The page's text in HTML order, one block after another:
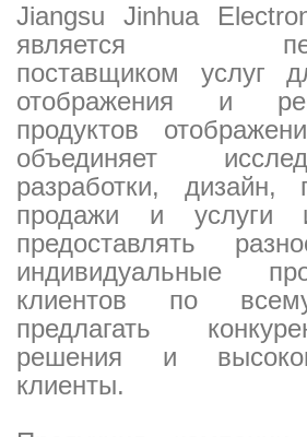
Jiangsu Jinhua
является
поставщиком услуг
отображения и
продуктов
объединяет
разработки, дизайн,
продажи и услуги
предоставлять
индивидуальные
клиентов по
предлагать
решения и
клиенты.